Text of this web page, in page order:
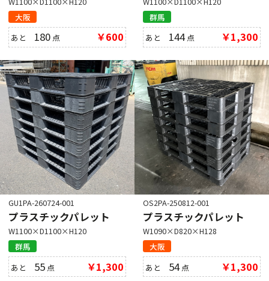
大阪
あと 180 点 ￥600
群馬
あと 144点 ￥1,300
GU1PA-260724-001
プラスチックパレット
W1100×D1100×H120
群馬
あと 55 点 ￥1,300
OS2PA-250812-001
プラスチックパレット
W1090×D820×H128
大阪
あと 54点 ￥1,300